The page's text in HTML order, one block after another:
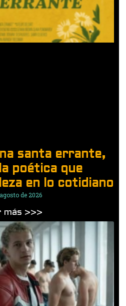
santa errante,
poética que
en lo cotidiano
de 2026
más >>>